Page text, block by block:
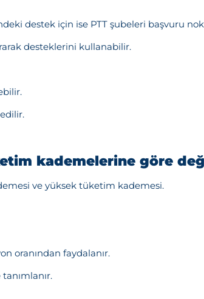
destek için ise PTT şubeleri başvuru
desteklerini kullanabilir.
kademelerine göre
ve yüksek tüketim kademesi.
oranından faydalanır.